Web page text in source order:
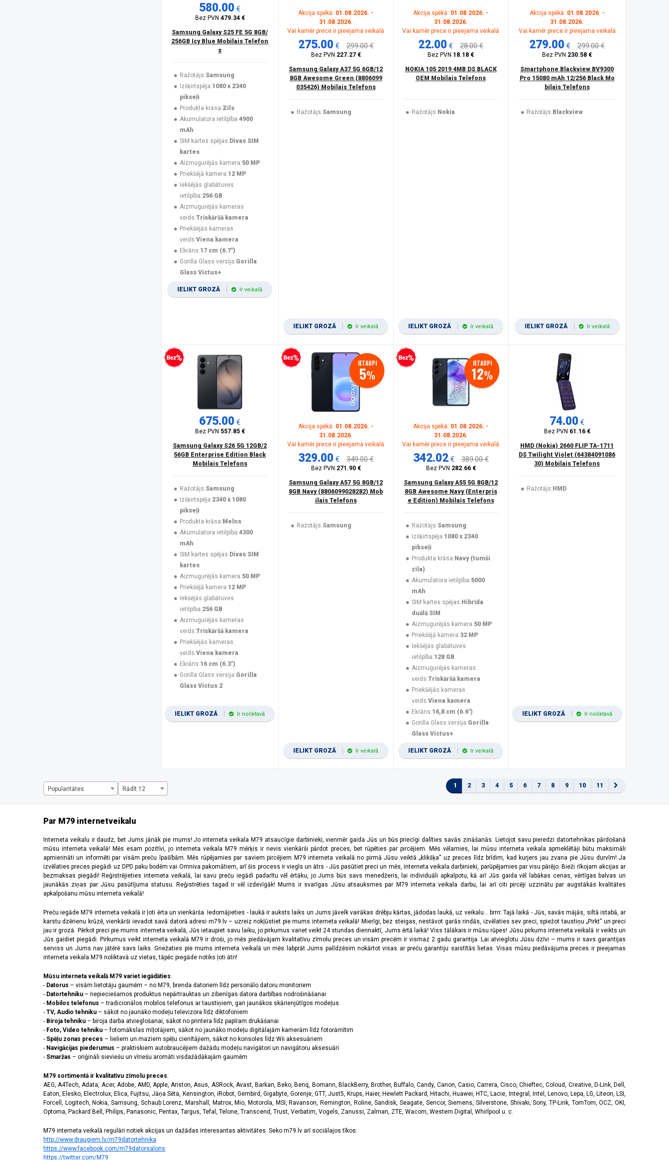
1660 x 720 pikseļi
2184 x 1968 pikseļi (5)
220 x 176 pikseļi (2)
2340 x 1080 pikseļi
(28)
240 x 320 pikseļi (5)
2400 x 1080 pikseļi
(8)
2408 x 1080 pikseļi (5)
2412 x 1080 pikseļi
(6)
2440 x 2240 pikseļi (2)
2448 x 1080 pikseļi (1)
2520 x 1080 pikseļi (4)
2532 x 1170 pikseļi
(11)
2556 x 1179 pikseļi (14)
2608 x 1200 pikseļi (2)
2622 x 1206 pikseļi (3)
2670 x 1200 pikseļi (3)
2712 x 1220 pikseļi (8)
2772 x 1280 pikseļi (1)
2778 x 1284 pikseļi (5)
2780 x 1264 pikseļi
(1)
2796 x 1290 pikseļi
(11)
2800 x 1272 pikseļi (1)
2800 x 1280 pikseļi (2)
2868 x 1320 pikseļi
3120 x 1440 pikseļi (42)
320 x 240 pikseļi (14)
3200 x 1140 pikseļi (1)
720 x 1600 pikseļi
(2)
Skārienjūtīgais
580.00 €
Bez PVN 479.34 €
Samsung Galaxy S25 FE 5G 8GB/
256GB Icy Blue Mobilais Telefon
s
Ražotājs:Samsung
Izšķirtspēja:1080 x 2340
pikseļi
Produkta krāsa:Zils
Akumulatora ietilpība:4900
mAh
SIM kartes spējas: Divas SIM
kartes
Aizmugurējās kamera:50 MP
Priekšējā kamera:12 MP
Iekšējās glabātuves
ietilpība:256 GB
Aizmugurējās kameras
veids:Trīskāršā kamera
Priekšējās kameras
veids:Viena kamera
Ekrāns:17 cm (6.7")
Gorilla Glass versija:Gorilla
Glass Victus+
IELIKT GROZĀ Ir veikalā
Akcija spēkā: 01.08.2026. -
31.08.2026.
Vai kamēr prece ir pieejama veikalā
275.00 € 299.00 €
Bez PVN 227.27 €
Samsung Galaxy A37 5G 6GB/12
8GB Awesome Green (8806099
035426) Mobilais Telefons
Ražotājs:Samsung
IELIKT GROZĀ Ir veikalā
Akcija spēkā: 01.08.2026. -
31.08.2026.
Vai kamēr prece ir pieejama veikalā
22.00 € 28.00 €
Bez PVN 18.18 €
NOKIA 105 2019 4MB DS BLACK
OEM Mobilais Telefons
Ražotājs: Nokia
IELIKT GROZĀ Ir veikalā
Akcija spēkā: 01.08.2026. -
31.08.2026.
Vai kamēr prece ir pieejama veikalā
279.00 € 299.00 €
Bez PVN 230.58 €
Smartphone Blackview BV9300
Pro 15080 mAh 12/256 Black Mo
bilais Telefons
Ražotājs: Blackview
IELIKT GROZĀ Ir veikalā
Bezprocentu kredīts
675.00 €
Bez PVN 557.85 €
Samsung Galaxy S26 5G 12GB/2
56GB Enterprise Edition Black
Mobilais Telefons
Ražotājs:Samsung
Izšķirtspēja:2340 x 1080
pikseļi
Produkta krāsa: Melns
Akumulatora ietilpība:4300
mAh
SIM kartes spējas: Divas SIM
kartes
Aizmugurējās kamera:50 MP
Priekšējā kamera:12 MP
Iekšējās glabātuves
ietilpība:256 GB
Aizmugurējās kameras
veids:Trīskāršā kamera
Priekšējās kameras
veids:Viena kamera
Ekrāns:16 cm (6.3")
Gorilla Glass versija:Gorilla
Glass Victus 2
IELIKT GROZĀ Ir noliktavā
Bezprocentu kredīts IETAUPI
5%
Akcija spēkā: 01.08.2026. -
31.08.2026.
Vai kamēr prece ir pieejama veikalā
329.00 € 349.00 €
Bez PVN 271.90 €
Samsung Galaxy A57 5G 8GB/12
8GB Navy (8806099028282) Mob
ilais Telefons
Ražotājs:Samsung
IELIKT GROZĀ Ir veikalā
Bezprocentu kredīts IETAUPI
12%
Akcija spēkā: 01.08.2026. -
31.08.2026.
Vai kamēr prece ir pieejama veikalā
342.02 € 389.00 €
Bez PVN 282.66 €
Samsung Galaxy A55 5G 8GB/12
8GB Awesome Navy (Enterpris
e Edition) Mobilais Telefons
Ražotājs:Samsung
Izšķirtspēja:1080 x 2340
pikseļi
Produkta krāsa: Navy (tumši
zila)
Akumulatora ietilpība:5000
mAh
SIM kartes spējas: Hibrīda
duālā SIM
Aizmugurējās kamera:50 MP
Priekšējā kamera:32 MP
Iekšējās glabātuves
ietilpība:128 GB
Aizmugurējās kameras
veids:Trīskāršā kamera
Priekšējās kameras
veids:Viena kamera
Ekrāns:16,8 cm (6.6")
Gorilla Glass versija:Gorilla
Glass Victus+
IELIKT GROZĀ Ir veikalā
74.00 €
Bez PVN 61.16 €
HMD (Nokia) 2660 FLIP TA-1711
DS Twilight Violet (64384091086
30) Mobilais Telefons
Ražotājs: HMD
IELIKT GROZĀ Ir noliktavā
1 2 3 4 5 6 7 8 9 10 11
Popularitātes Rādīt 12
Par M79 internetveikalu
Interneta veikalu ir daudz, bet Jums jānāk pie mums! Jo interneta veikala M79 atsaucīgie darbinieki, vienmēr gaida Jūs un būs priecīgi dalīties savās zināšanās. Lietojot savu pieredzi datortehnikas pārdošanā
mūsu interneta veikalā! Mēs esam pozitīvi, jo interneta veikala M79 mērķis ir nevis vienkārši pārdot preces, bet rūpēties par pircējiem. Mēs vēlamies, lai mūsu interneta veikala apmeklētāji būtu maksimāli
apmierināti un informēti par visām preču īpašībām. Mēs rūpējamies par saviem pircējiem M79 interneta veikalā no pirmā Jūsu veiktā „klikšķa” uz preces līdz brīdim, kad kurjers jau zvana pie Jūsu durvīm! Ja
izvēlaties preces piegādi uz DPD paku bodēm vai Omniva pakomātiem, arī šis process ir viegls un ātrs - Jūs pasūtiet preci un mēs, interneta veikala darbinieki, parūpējamies par visu pārējo. Bieži rīkojam akcijas ar
bezmaksas piegādi! Reģistrējieties interneta veikalā, lai savu preču iegādi padarītu vēl ērtāku, jo Jums būs savs menedžeris, lai individuāli apkalpotu, kā arī Jūs gaida vēl labākas cenas, vērtīgas balvas un
jaunākās ziņas par Jūsu pasūtījuma statusu. Reģistrēties tagad ir vēl izdevīgāk! Mums ir svarīgas Jūsu atsauksmes par M79 interneta veikala darbu, lai arī citi pircēji uzzinātu par augstākās kvalitātes
apkalpošanu mūsu interneta veikalā!
Preču iegāde M79 interneta veikalā ir ļoti ērta un vienkārša. Iedomājieties - laukā ir auksts laiks un Jums jāvelk vairākas drēbju kārtas, jādodas laukā, uz veikalu... brrrr. Tajā laikā - Jūs, savās mājās, siltā istabā, ar
karstu dzērienu krūzē, vienkārši ievadot savā datorā adresi m79.lv – uzreiz nokļūstiet pie mums interneta veikalā! Mierīgi, bez steigas, nestāvot garās rindās, izvēlaties sev preci, spiežot taustiņu „Pirkt” un preci
jau ir grozā. Pērkot preci pie mums interneta veikalā, Jūs ietaupiet savu laiku, jo pirkumus variet veikt 24 stundas diennaktī, Jums ērtā laikā! Viss tālākais ir mūsu rūpes! Jūsu pirkums interneta veikalā ir veikts un
Jūs gaidiet piegādi. Pirkumus veikt interneta veikalā M79 ir droši, jo mēs piedāvājam kvalitatīvu zīmolu preces un visām precēm ir vismaz 2 gadu garantija. Lai atvieglotu Jūsu dzīvi – mums ir savs garantijas
serviss un Jums nav jātērē savs laiks. Griežaties pie mums interneta veikalā un mēs labprāt Jums palīdzēsim nokārtot visas ar preču garantiju saistītās lietas. Visas mūsu piedāvājuma preces ir pieejamas
interneta veikala M79 noliktavā uz vietas, tāpēc piegāde notiks ļoti ātri!
Mūsu interneta veikalā M79 variet iegādāties:
- Datorus – visām lietotāju gaumēm – no M79, brenda datoriem līdz personālo datoru monitoriem
- Datortehniku – nepieciešamos produktus nepārtrauktas un zibenīgas datora darbības nodrošināšanai
- Mobilos telefonus – tradicionālos mobilos telefonus ar taustiņiem, gan jaunākos skārienjūtīgos modeļus
- TV, Audio tehniku – sākot no jaunāko modeļu televizora līdz diktofoniem
- Biroja tehniku – biroja darba atvieglošanai, sākot no printera līdz papīram drukāšanai
- Foto, Video tehniku – fotomākslas mīļotājiem, sākot no jaunāko modeļu digitālajām kamerām līdz fotorāmītim
- Spēļu zonas preces – lieliem un maziem spēļu cienītājiem, sākot no konsoles līdz Wii aksesuāriem
- Navigācijas piederumus – praktiskiem autobraucējiem dažādu modeļu navigātori un navigātoru aksesuāri
- Smaržas – oriģināli sieviešu un vīriešu aromāti visdažādākajām gaumēm
M79 sortimentā ir kvalitatīvu zīmolu preces:
AEG, A4Tech, Adata, Acer, Adobe, AMD, Apple, Ariston, Asus, ASRock, Avast, Barkan, Beko, Benq, Bomann, BlackBerry, Brother, Buffalo, Candy, Canon, Casio, Carrera, Cisco, Chieftec, Coloud, Creative, D-Link, Dell,
Eaton, Elesko, Electrolux, Elica, Fujitsu, Jāņa Sēta, Kensington, iRobot, Gembird, Gigabyte, Gorenje, GTT, Just5, Krups, Haier, Hewlett Packard, Hitachi, Huawei, HTC, Lacie, Integral, Intel, Lenovo, Lepa, LG, Liteon, LSI,
Forcell, Logitech, Nokia, Samsung, Schaub Lorenz, Marshall, Matrox, Mio, Motorola, MSI, Ravanson, Remington, Roline, Sandisk, Seagate, Sencor, Siemens, Silverstone, Shivaki, Sony, TP-Link, TomTom, OCZ, OKI,
Optoma, Packard Bell, Philips, Panasonic, Pentax, Targus, Tefal, Telone, Transcend, Trust, Verbatim, Vogels, Zanussi, Zalman, ZTE, Wacom, Western Digital, Whirlpool u. c.
M79 interneta veikalā regulāri notiek akcijas un dažādas interesantas aktivitātes. Seko m79.lv arī sociālajos tīkos:
http://www.draugiem.lv/m79datortehnika
https://www.facebook.com/m79datorsalons
https://twitter.com/M79